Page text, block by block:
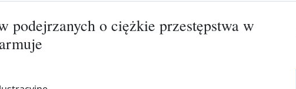
podejrzanych o ciężkie przestępstwa w